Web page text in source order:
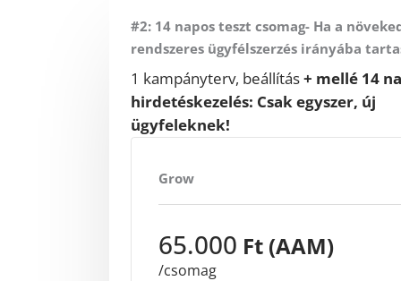
#2: 14 napos teszt csomag- Ha a
rendszeres ügyfélszerzés irányába
1 kampányterv, beállítás+ mellé 14
hirdetéskezelés: Csak egyszer, új
ügyfeleknek!
Grow
65.000 Ft (AAM)
/csomag